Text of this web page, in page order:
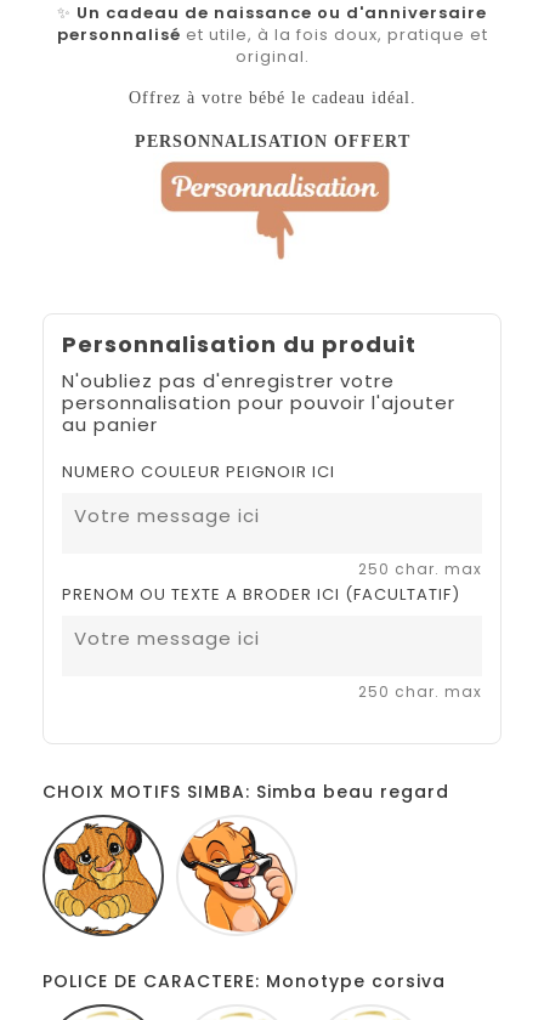
✨ Un cadeau de naissance ou d'anniversaire
personnalisé et utile, à la fois doux, pratique et
original.
Offrez à votre bébé le cadeau idéal.
PERSONNALISATION OFFERT
Personnalisation du produit
N'oubliez pas d'enregistrer votre
personnalisation pour pouvoir l'ajouter
au panier
NUMERO COULEUR PEIGNOIR ICI
250 char. max
PRENOM OU TEXTE A BRODER ICI (FACULTATIF)
250 char. max
CHOIX MOTIFS SIMBA: Simba beau regard
Simba
beau
regard
POLICE DE CARACTERE: Monotype corsiva